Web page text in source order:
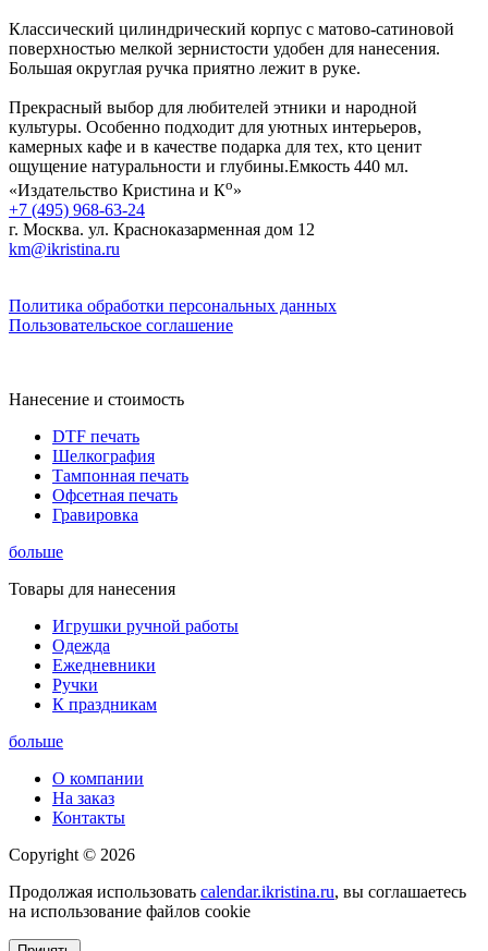
Классический цилиндрический корпус с матово-сатиновой
поверхностью мелкой зернистости удобен для нанесения.
Большая округлая ручка приятно лежит в руке.
Прекрасный выбор для любителей этники и народной
культуры. Особенно подходит для уютных интерьеров,
камерных кафе и в качестве подарка для тех, кто ценит
ощущение натуральности и глубины.Емкость 440 мл.
«Издательство Кристина и Ко»
+7 (495) 968-63-24
г. Москва. ул. Красноказарменная дом 12
km@ikristina.ru
Политика обработки персональных данных
Пользовательское соглашение
Нанесение и стоимость
DTF печать
Шелкография
Тампонная печать
Офсетная печать
Гравировка
больше
Товары для нанесения
Игрушки ручной работы
Одежда
Ежедневники
Ручки
К праздникам
больше
О компании
На заказ
Контакты
Copyright © 2026
Продолжая использовать calendar.ikristina.ru, вы соглашаетесь
на использование файлов cookie